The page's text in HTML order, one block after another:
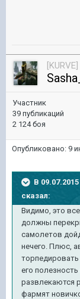
[KURVE]
Участник
39 публикаций
2 124 боя
Опубликовано: 9
В
сказал:
Видимо, это
должны
самолетов
нечего. Плюс,
его полезность
развлекаются
фармят